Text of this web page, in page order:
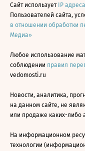
Сайт использует IP
Пользователей сайта,
в отношении обработки
Медиа»
Любое использование
соблюдении правил
vedomosti.ru
Новости, аналитика,
на данном сайте, не
или продаже каких-либо
На информационном
технологии